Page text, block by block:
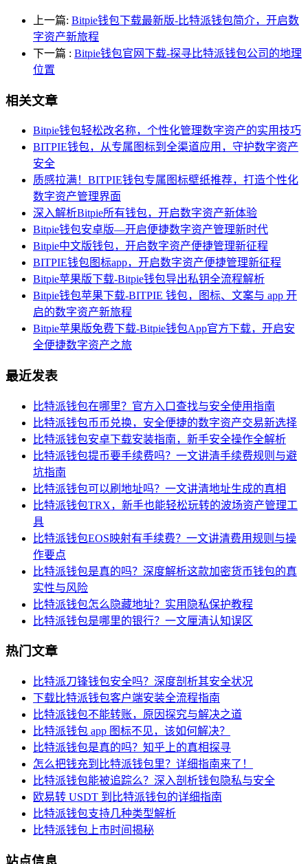
上一篇: Bitpie钱包下载最新版-比特派钱包简介，开启数
字资产新旅程
下一篇 : Bitpie钱包官网下载-探寻比特派钱包公司的地理
位置
相关文章
Bitpie钱包轻松改名称，个性化管理数字资产的实用技巧
BITPIE钱包，从专属图标到全渠道应用，守护数字资产
安全
质感拉满！BITPIE钱包专属图标壁纸推荐，打造个性化
数字资产管理界面
深入解析Bitpie所有钱包，开启数字资产新体验
Bitpie钱包安卓版—开启便捷数字资产管理新时代
Bitpie中文版钱包，开启数字资产便捷管理新征程
BITPIE钱包图标app，开启数字资产便捷管理新征程
Bitpie苹果版下载-Bitpie钱包导出私钥全流程解析
Bitpie钱包苹果下载-BITPIE 钱包，图标、文案与 app 开
启的数字资产新旅程
Bitpie苹果版免费下载-Bitpie钱包App官方下载，开启安
全便捷数字资产之旅
最近发表
比特派钱包在哪里？官方入口查找与安全使用指南
比特派钱包币币兑换，安全便捷的数字资产交易新选择
比特派钱包安卓下载安装指南，新手安全操作全解析
比特派钱包提币要手续费吗？一文讲清手续费规则与避
坑指南
比特派钱包可以刷地址吗？一文讲清地址生成的真相
比特派钱包TRX，新手也能轻松玩转的波场资产管理工
具
比特派钱包EOS映射有手续费？一文讲清费用规则与操
作要点
比特派钱包是真的吗？深度解析这款加密货币钱包的真
实性与风险
比特派钱包怎么隐藏地址？实用隐私保护教程
比特派钱包是哪里的银行？一文厘清认知误区
热门文章
比特派刀锋钱包安全吗？深度剖析其安全状况
下载比特派钱包客户端安装全流程指南
比特派钱包不能转账，原因探究与解决之道
比特派钱包 app 图标不见，该如何解决？
比特派钱包是真的吗？知乎上的真相探寻
怎么把钱充到比特派钱包里？详细指南来了！
比特派钱包能被追踪么？深入剖析钱包隐私与安全
欧易转 USDT 到比特派钱包的详细指南
比特派钱包支持几种类型解析
比特派钱包上市时间揭秘
站点信息